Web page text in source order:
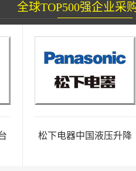
全球TOP500强企业采
松下电器中国液压升降